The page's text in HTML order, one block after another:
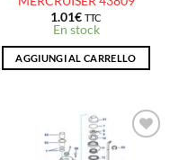
1.01€ TTC
En stock
AGGIUNGI AL CARRELLO
AJOUTER